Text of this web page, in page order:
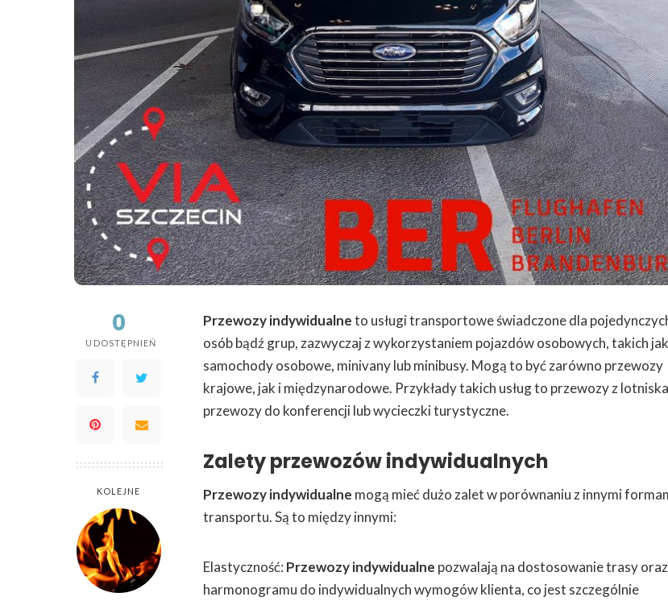
0
UDOSTĘPNIEŃ
KOLEJNE
Przewozy indywidualneto usługi transportowe świadczone dla
osób bądź grup, zazwyczaj z wykorzystaniem pojazdów osobowych, takich jak
samochody osobowe, minivany lub minibusy. Mogą to być zarówno przewozy
krajowe, jak i międzynarodowe. Przykłady takich usług to przewozy z
przewozy do konferencji lub wycieczki turystyczne.
Zalety przewozów indywidualnych
Przewozy indywidualne mogą mieć dużo zalet w porównaniu z innymi
transportu. Są to między innymi:
Elastyczność: Przewozy indywidualne pozwalają na dostosowanie trasy oraz
harmonogramu do indywidualnych wymogów klienta, co jest szczególnie